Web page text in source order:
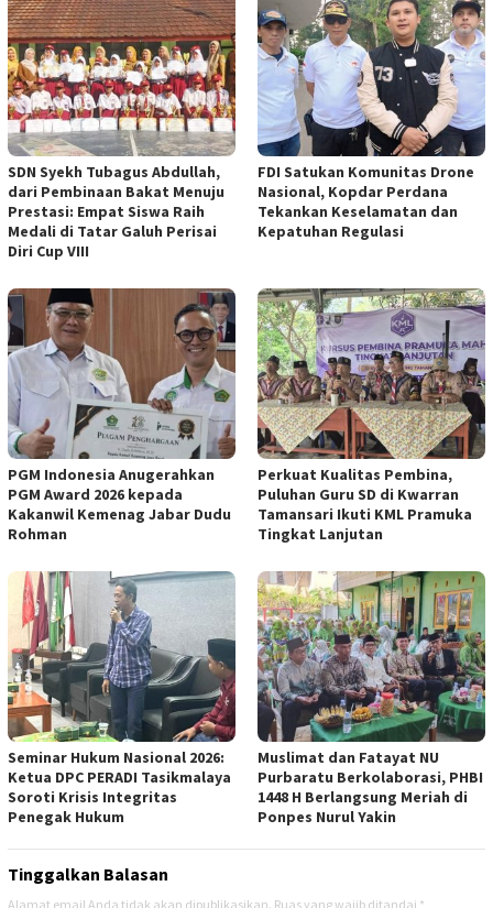
SDN Syekh Tubagus Abdullah,
dari Pembinaan Bakat Menuju
Prestasi: Empat Siswa Raih
Medali di Tatar Galuh Perisai
Diri Cup VIII
FDI Satukan Komunitas Drone
Nasional, Kopdar Perdana
Tekankan Keselamatan dan
Kepatuhan Regulasi
PGM Indonesia Anugerahkan
PGM Award 2026 kepada
Kakanwil Kemenag Jabar Dudu
Rohman
Perkuat Kualitas Pembina,
Puluhan Guru SD di Kwarran
Tamansari Ikuti KML Pramuka
Tingkat Lanjutan
Seminar Hukum Nasional 2026:
Ketua DPC PERADI Tasikmalaya
Soroti Krisis Integritas
Penegak Hukum
Muslimat dan Fatayat NU
Purbaratu Berkolaborasi, PHBI
1448 H Berlangsung Meriah di
Ponpes Nurul Yakin
Tinggalkan Balasan
Alamat email Anda tidak akan dipublikasikan. Ruas yang wajib ditandai *